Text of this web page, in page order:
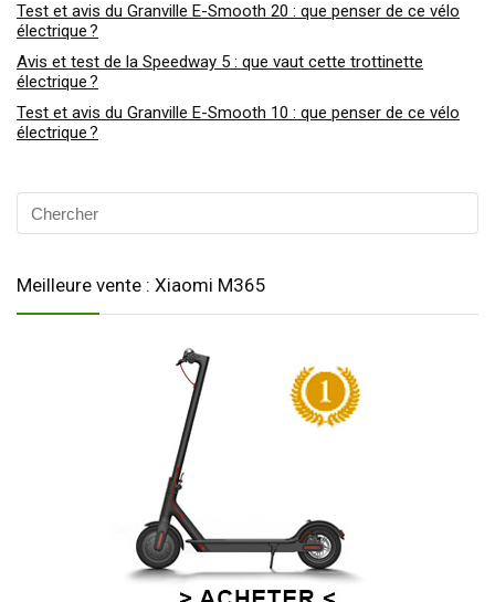
Test et avis du Granville E-Smooth 20 : que penser de ce vélo
électrique ?
Avis et test de la Speedway 5 : que vaut cette trottinette
électrique ?
Test et avis du Granville E-Smooth 10 : que penser de ce vélo
électrique ?
Meilleure vente : Xiaomi M365